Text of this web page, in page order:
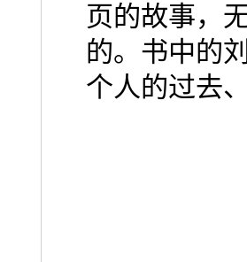
页的故事，
的。书中的
个人的过去